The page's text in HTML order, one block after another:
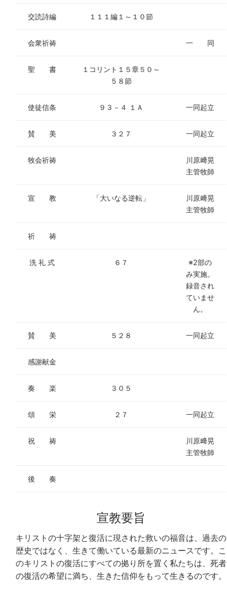
交読詩編 １１１編１～１０節
会衆祈祷 一 同
聖 書
１コリント１５章５０～
５８節
使徒信条 ９３－４ １Ａ 一同起立
賛 美 ３２７ 一同起立
牧会祈祷
川原﨑晃
主管牧師
宣 教 「大いなる逆転」
川原﨑晃
主管牧師
祈 祷
洗 礼 式 ６７
※2部の
み実施。
録音され
ていませ
ん。
賛 美 ５２８ 一同起立
感謝献金
奏 楽 ３０５
頌 栄 ２７ 一同起立
祝 祷
川原﨑晃
主管牧師
後 奏
宣教要旨
キリストの十字架と復活に現された救いの福音は、過去の
歴史ではなく、生きて働いている最新のニュースです。こ
のキリストの復活にすべての拠り所を置く私たちは、死者
の復活の希望に満ち、生きた信仰をもって生きるのです。